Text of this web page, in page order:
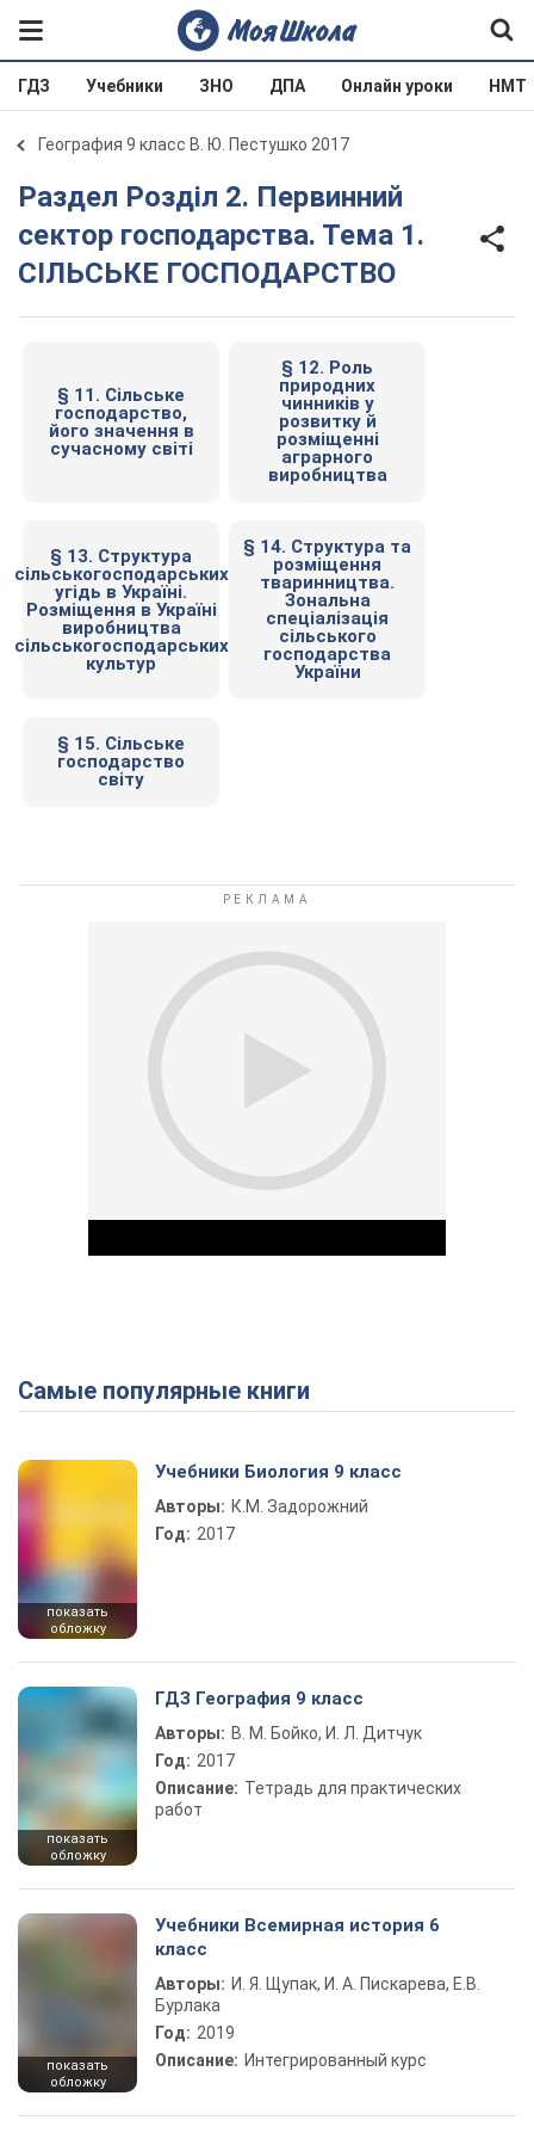
ГДЗ Учебники ЗНО ДПА Онлайн уроки НМТ
География 9 класс В. Ю. Пестушко 2017
Раздел Розділ 2. Первинний
сектор господарства. Тема 1.
СІЛЬСЬКЕ ГОСПОДАРСТВО
§ 11. Сільське
господарство,
його значення в
сучасному світі
§ 12. Роль
природних
чинників у
розвитку й
розміщенні
аграрного
виробництва
§ 13. Структура
сільськогосподарських
угідь в Україні.
Розміщення в Україні
виробництва
сільськогосподарських
культур
§ 14. Структура та
розміщення
тваринництва.
Зональна
спеціалізація
сільського
господарства
України
§ 15. Сільське
господарство
світу
Play Video
Самые популярные книги
показать
обложку
Учебники Биология 9 класс
Авторы: К.М. Задорожний
Год: 2017
показать
обложку
ГДЗ География 9 класс
Авторы: В. М. Бойко, И. Л. Дитчук
Год: 2017
Описание: Тетрадь для практических
работ
показать
обложку
Учебники Всемирная история 6
класс
Авторы: И. Я. Щупак, И. А. Пискарева, Е.В.
Бурлака
Год: 2019
Описание: Интегрированный курс